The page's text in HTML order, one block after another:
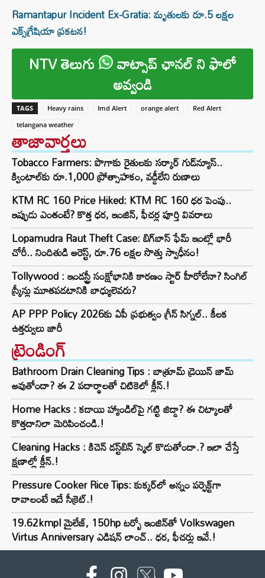
Ramantapur Incident Ex-Gratia: మృతులకు రూ.5 లక్షల
ఎక్స్‌గ్రేషియా ప్రకటన!
NTV తెలుగు వాట్సాప్ ఛానల్ ని ఫాలో
అవ్వండి
TAGS Heavy rains Imd Alert orange alert
Red Alert
telangana weather
తాజావార్తలు
Tobacco Farmers: పొగాకు రైతులకు సర్కార్‌ గుడ్‌న్యూస్..
క్వింటాల్‌కు రూ.1,000 ప్రోత్సాహకం, వడ్డీలేని రుణాలు
KTM RC 160 Price Hiked: KTM RC 160 ధర పెంపు..
ఇప్పుడు ఎంతంటే? కొత్త ధర, ఇంజిన్, ఫీచర్ల పూర్తి వివరాలు
Lopamudra Raut Theft Case: బిగ్‌బాస్ ఫేమ్ ఇంట్లో భారీ
చోరీ.. నిందితుడి అరెస్ట్, రూ.76 లక్షల సొత్తు స్వాధీనం!
Tollywood : ఇండస్ట్రీ సంక్షోభానికి కారణం స్టార్ హీరోలేనా? సింగిల్
స్క్రీన్లు మూతపడటానికి బాధ్యులెవరు?
AP PPP Policy 2026కు ఏపీ ప్రభుత్వం గ్రీన్ సిగ్నల్.. కీలక
ఉత్తర్వులు జారీ
ట్రెండింగ్‌
Bathroom Drain Cleaning Tips : బాత్రూమ్ డ్రెయిన్ జామ్
అవుతోందా? ఈ 2 పదార్థాలతో చిటికెలో క్లీన్.!
Home Hacks : కడాయి హ్యాండిల్‌పై గట్టి జిడ్డా? ఈ చిట్కాలతో
కొత్తదానిలా మెరిపించండి.!
Cleaning Hacks : కిచెన్ డస్ట్‌బిన్ స్మెల్ కొడుతోందా.? ఇలా చేస్తే
క్షణాల్లో క్లీన్.!
Pressure Cooker Rice Tips: కుక్కర్‌లో అన్నం పర్ఫెక్ట్‌గా
రావాలంటే ఇదే సీక్రెట్.!
19.62kmpl మైలేజ్, 150hp టర్బో ఇంజిన్‌తో Volkswagen
Virtus Anniversary ఎడిషన్ లాంచ్.. ధర, ఫీచర్లు ఇవే.!